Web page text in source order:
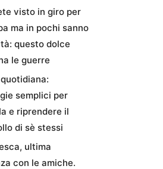
visto in giro per
ma in pochi sanno
questo dolce
le guerre
semplici per
e riprendere il
di sè stessi
ultima
con le amiche.